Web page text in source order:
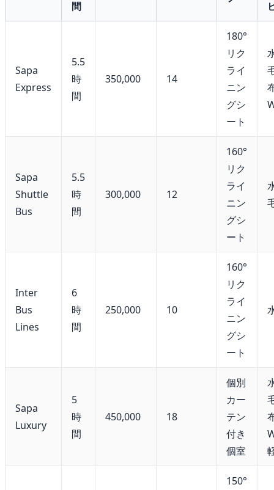
間
Sapa
Express
5.5
時
間
350,000 14
180°
リク
ライ
ニン
グシ
ート
Sapa
Shuttle
Bus
5.5
時
間
300,000 12
160°
リク
ライ
ニン
グシ
ート
Inter
Bus
Lines
6
時
間
250,000 10
160°
リク
ライ
ニン
グシ
ート
Sapa
Luxury
5
時
間
450,000 18
個別
カー
テン
付き
個室
150°